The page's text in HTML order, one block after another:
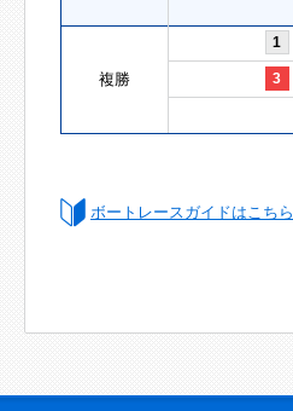
複勝
1
3
ボートレースガイドはこちら